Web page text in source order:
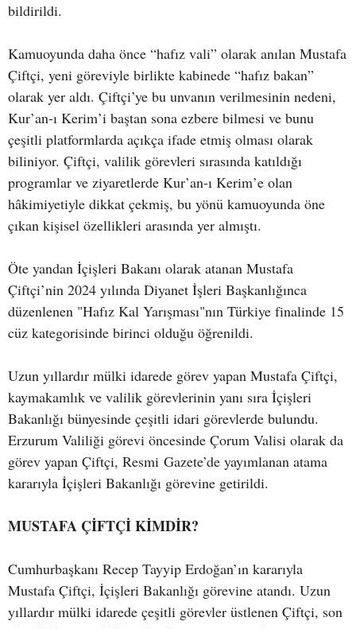
bildirildi.
Kamuoyunda daha önce “hafız vali” olarak anılan Mustafa
Çiftçi, yeni göreviyle birlikte kabinede “hafız bakan”
olarak yer aldı. Çiftçi’ye bu unvanın verilmesinin nedeni,
Kur’an-ı Kerim’i baştan sona ezbere bilmesi ve bunu
çeşitli platformlarda açıkça ifade etmiş olması olarak
biliniyor. Çiftçi, valilik görevleri sırasında katıldığı
programlar ve ziyaretlerde Kur’an-ı Kerim’e olan
hâkimiyetiyle dikkat çekmiş, bu yönü kamuoyunda öne
çıkan kişisel özellikleri arasında yer almıştı.
Öte yandan İçişleri Bakanı olarak atanan Mustafa
Çiftçi’nin 2024 yılında Diyanet İşleri Başkanlığınca
düzenlenen "Hafız Kal Yarışması"nın Türkiye finalinde 15
cüz kategorisinde birinci olduğu öğrenildi.
Uzun yıllardır mülki idarede görev yapan Mustafa Çiftçi,
kaymakamlık ve valilik görevlerinin yanı sıra İçişleri
Bakanlığı bünyesinde çeşitli idari görevlerde bulundu.
Erzurum Valiliği görevi öncesinde Çorum Valisi olarak da
görev yapan Çiftçi, Resmi Gazete’de yayımlanan atama
kararıyla İçişleri Bakanlığı görevine getirildi.
MUSTAFA ÇİFTÇİ KİMDİR?
Cumhurbaşkanı Recep Tayyip Erdoğan’ın kararıyla
Mustafa Çiftçi, İçişleri Bakanlığı görevine atandı. Uzun
yıllardır mülki idarede çeşitli görevler üstlenen Çiftçi, son